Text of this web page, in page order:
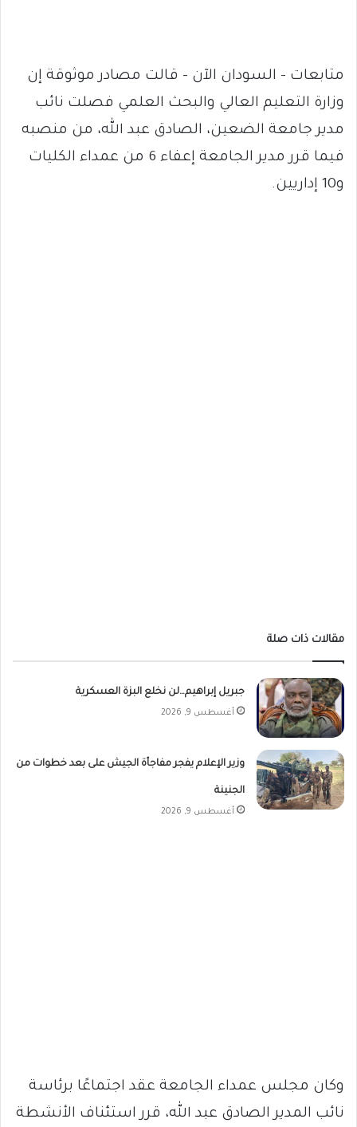
متابعات – السودان الآن – قالت مصادر موثوقة إن
وزارة التعليم العالي والبحث العلمي فصلت نائب
مدير جامعة الضعين، الصادق عبد الله، من منصبه
فيما قرر مدير الجامعة إعفاء 6 من عمداء الكليات
و10 إداريين.
مقالات ذات صلة
جبريل إبراهيم…لن نخلع البزة العسكرية
أغسطس 9, 2026
وزير الإعلام يفجر مفاجأة الجيش على بعد خطوات من
الجنينة
أغسطس 9, 2026
وكان مجلس عمداء الجامعة عقد اجتماعًا برئاسة
نائب المدير الصادق عبد الله، قرر استئناف الأنشطة